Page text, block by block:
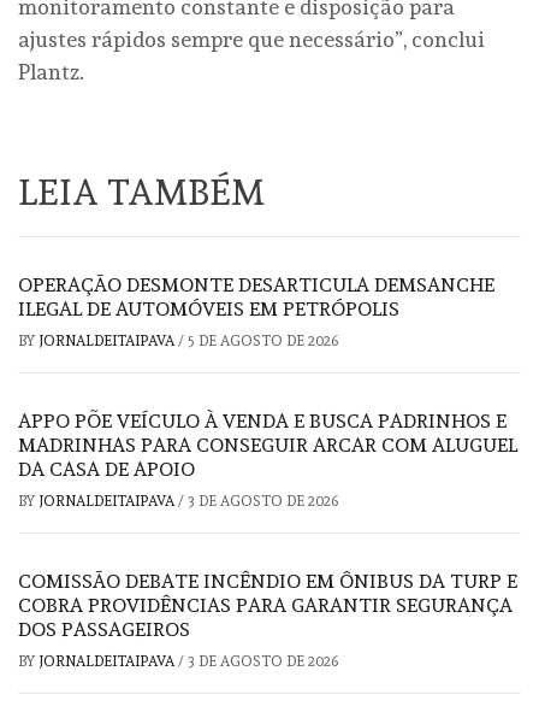
monitoramento constante e disposição para
ajustes rápidos sempre que necessário”, conclui
Plantz.
LEIA TAMBÉM
OPERAÇÃO DESMONTE DESARTICULA DEMSANCHE
ILEGAL DE AUTOMÓVEIS EM PETRÓPOLIS
BY JORNALDEITAIPAVA/ 5 DE AGOSTO DE 2026
APPO PÕE VEÍCULO À VENDA E BUSCA PADRINHOS E
MADRINHAS PARA CONSEGUIR ARCAR COM ALUGUEL
DA CASA DE APOIO
BY JORNALDEITAIPAVA/ 3 DE AGOSTO DE 2026
COMISSÃO DEBATE INCÊNDIO EM ÔNIBUS DA TURP E
COBRA PROVIDÊNCIAS PARA GARANTIR SEGURANÇA
DOS PASSAGEIROS
BY JORNALDEITAIPAVA/ 3 DE AGOSTO DE 2026